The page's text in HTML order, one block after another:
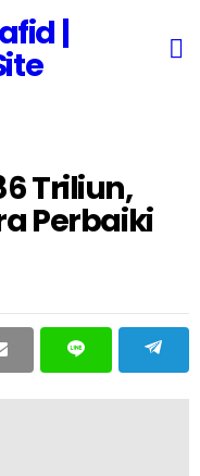
Triliun,
Perbaiki